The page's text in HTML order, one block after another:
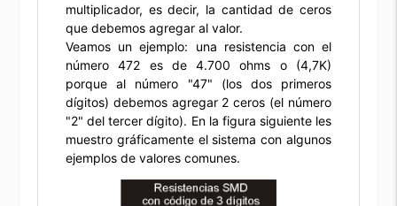
multiplicador, es decir, la cantidad de ceros
que debemos agregar al valor.
Veamos un ejemplo: una resistencia con el
número 472 es de 4.700 ohms o (4,7K)
porque al número "47" (los dos primeros
dígitos) debemos agregar 2 ceros (el número
"2" del tercer dígito). En la figura siguiente les
muestro gráficamente el sistema con algunos
ejemplos de valores comunes.